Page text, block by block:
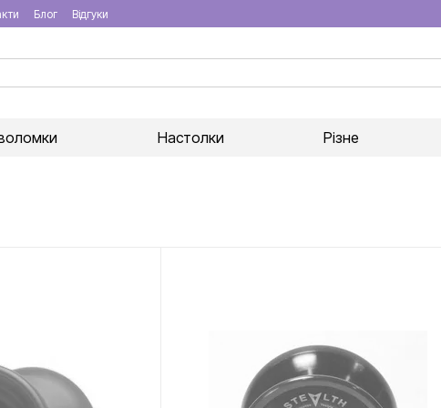
Блог Відгуки
Настолки Різне